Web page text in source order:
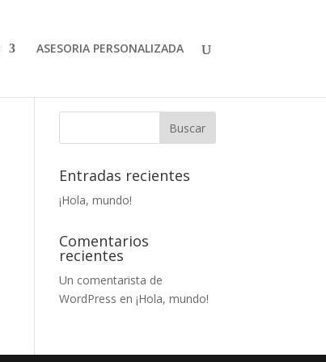
ASESORIA PERSONALIZADA
Entradas recientes
¡Hola, mundo!
Comentarios
recientes
Un comentarista de
WordPress en¡Hola, mundo!